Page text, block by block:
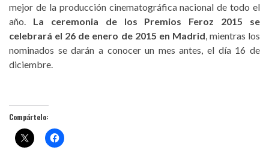
mejor de la producción cinematográfica nacional de todo el
año. La ceremonia de los Premios Feroz 2015 se
celebrará el 26 de enero de 2015 en Madrid , mientras los
nominados se darán a conocer un mes antes, el día 16 de
diciembre.
Compártelo: